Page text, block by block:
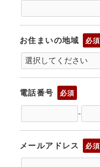
お住まいの地域 必須
電話番号 必須
-
メールアドレス 必須